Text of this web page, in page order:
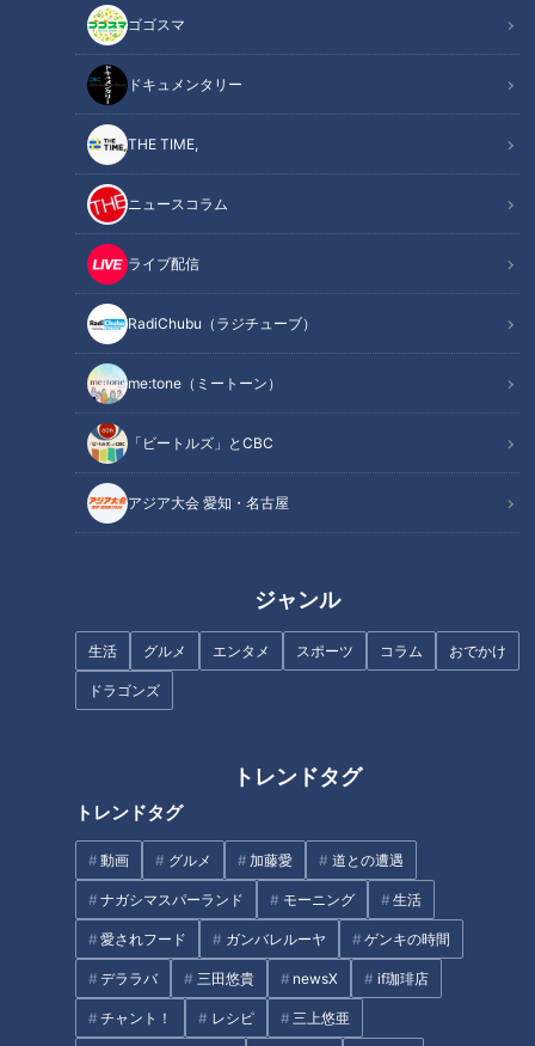
ゴゴスマ
ドキュメンタリー
THE TIME,
ニュースコラム
ライブ配信
RadiChubu（ラジチューブ）
me:tone（ミートーン）
「ビートルズ」とCBC
アジア大会 愛知・名古屋
ジャンル
生活 グルメ エンタメ スポーツ コラム おでかけ
ドラゴンズ
トレンドタグ
トレンドタグ
動画 グルメ 加藤愛 道との遭遇
ナガシマスパーランド モーニング 生活
愛されフード ガンバレルーヤ ゲンキの時間
デララバ 三田悠貴 newsX if珈琲店
チャント！ レシピ 三上悠亜
岡崎の初夏の風物詩ともいえる『男川(おとがわ)やな』。6月
から完全予約制で営業をスタートしました。
こちらでは、さまざまな調理法で余すところなく鮎の旨味を味
わえる『男川定食』(4,580円、要予約)を提供しています。
新鮮だからこそいただけるお刺身に、シンプルな味付けで素材
の旨味を味わう焼き鮎、生きたまま揚げることで身が丸くなる
のが特徴というフライなど、まさに鮎尽くし!
男川(おとがわ)の清流で育てた鮎は、脂がのって臭みがなく、
コシのある歯ごたえが特徴です。